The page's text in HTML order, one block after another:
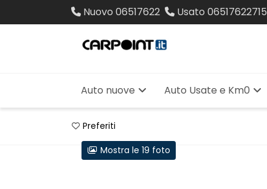
Nuovo 06517622 Usato 06517622715
Auto nuove Auto Usate e Km0
Preferiti
Mostra le 19 foto